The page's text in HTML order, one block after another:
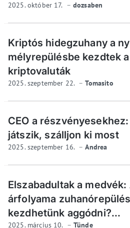
2025. október 17. dozsaben
Kriptós hidegzuhany a
mélyrepülésbe kezdtek
kriptovaluták
2025. szeptember 22. Tomasito
CEO a
játszik, szálljon ki most
2025. szeptember 16. Andrea
Elszabadultak a
árfolyama
kezdhetünk aggódni?...
2025. március 10. Tünde